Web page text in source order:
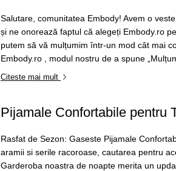
Salutare, comunitatea Embody! Avem o
și ne onorează faptul că alegeți Embody.ro
putem să vă mulțumim într-un mod cât mai
Embody.ro , modul nostru de a spune
Citeste mai mult
Pijamale Confortabile pentru
Rasfat de Sezon: Gaseste Pijamale
aramii si serile racoroase, cautarea pentru
Garderoba noastra de noapte merita un